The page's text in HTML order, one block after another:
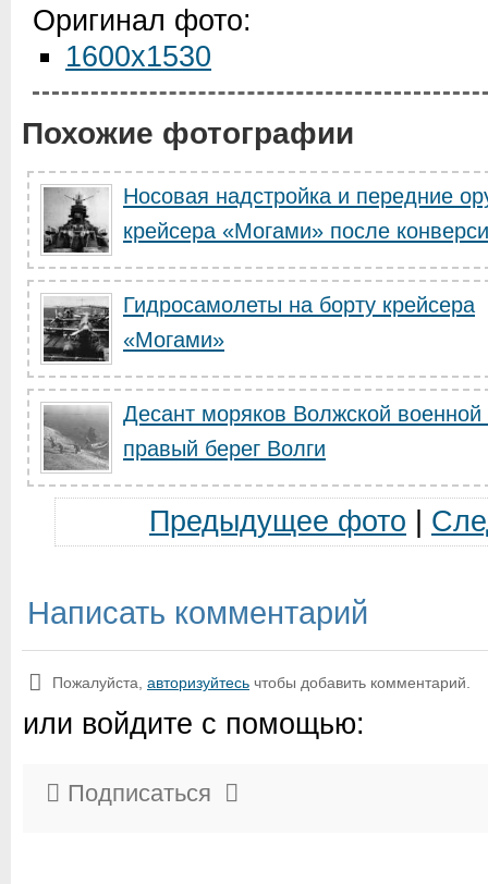
Оригинал фото:
1600x1530
Похожие фотографии
Носовая надстройка и передние
крейсера «Могами» после
Гидросамолеты на борту крейсера
«Могами»
Десант моряков Волжской
правый берег Волги
Предыдущее фото
Написать комментарий
Пожалуйста, авторизуйтесь чтобы добавить комментарий.
или войдите с помощью:
Подписаться